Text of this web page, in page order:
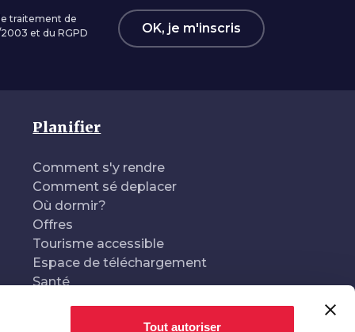
Tout autoriser
traitement de
et du RGPD
OK, je m'inscris
Planifier
Comment s'y rendre
Comment sé deplacer
Où dormir?
Offres
Tourisme accessible
Espace de téléchargement
Santé